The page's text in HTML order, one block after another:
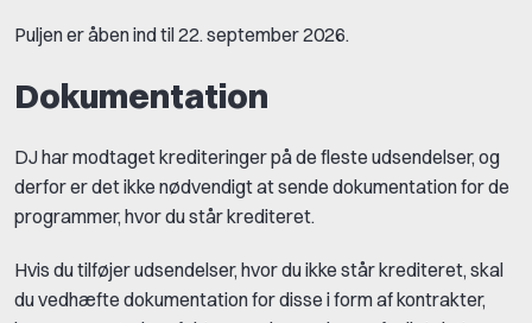
Puljen er åben ind til 22. september 2026.
Dokumentation
DJ har modtaget krediteringer på de fleste udsendelser, og
derfor er det ikke nødvendigt at sende dokumentation for de
programmer, hvor du står krediteret.
Hvis du tilføjer udsendelser, hvor du ikke står krediteret, skal
du vedhæfte dokumentation for disse i form af kontrakter,